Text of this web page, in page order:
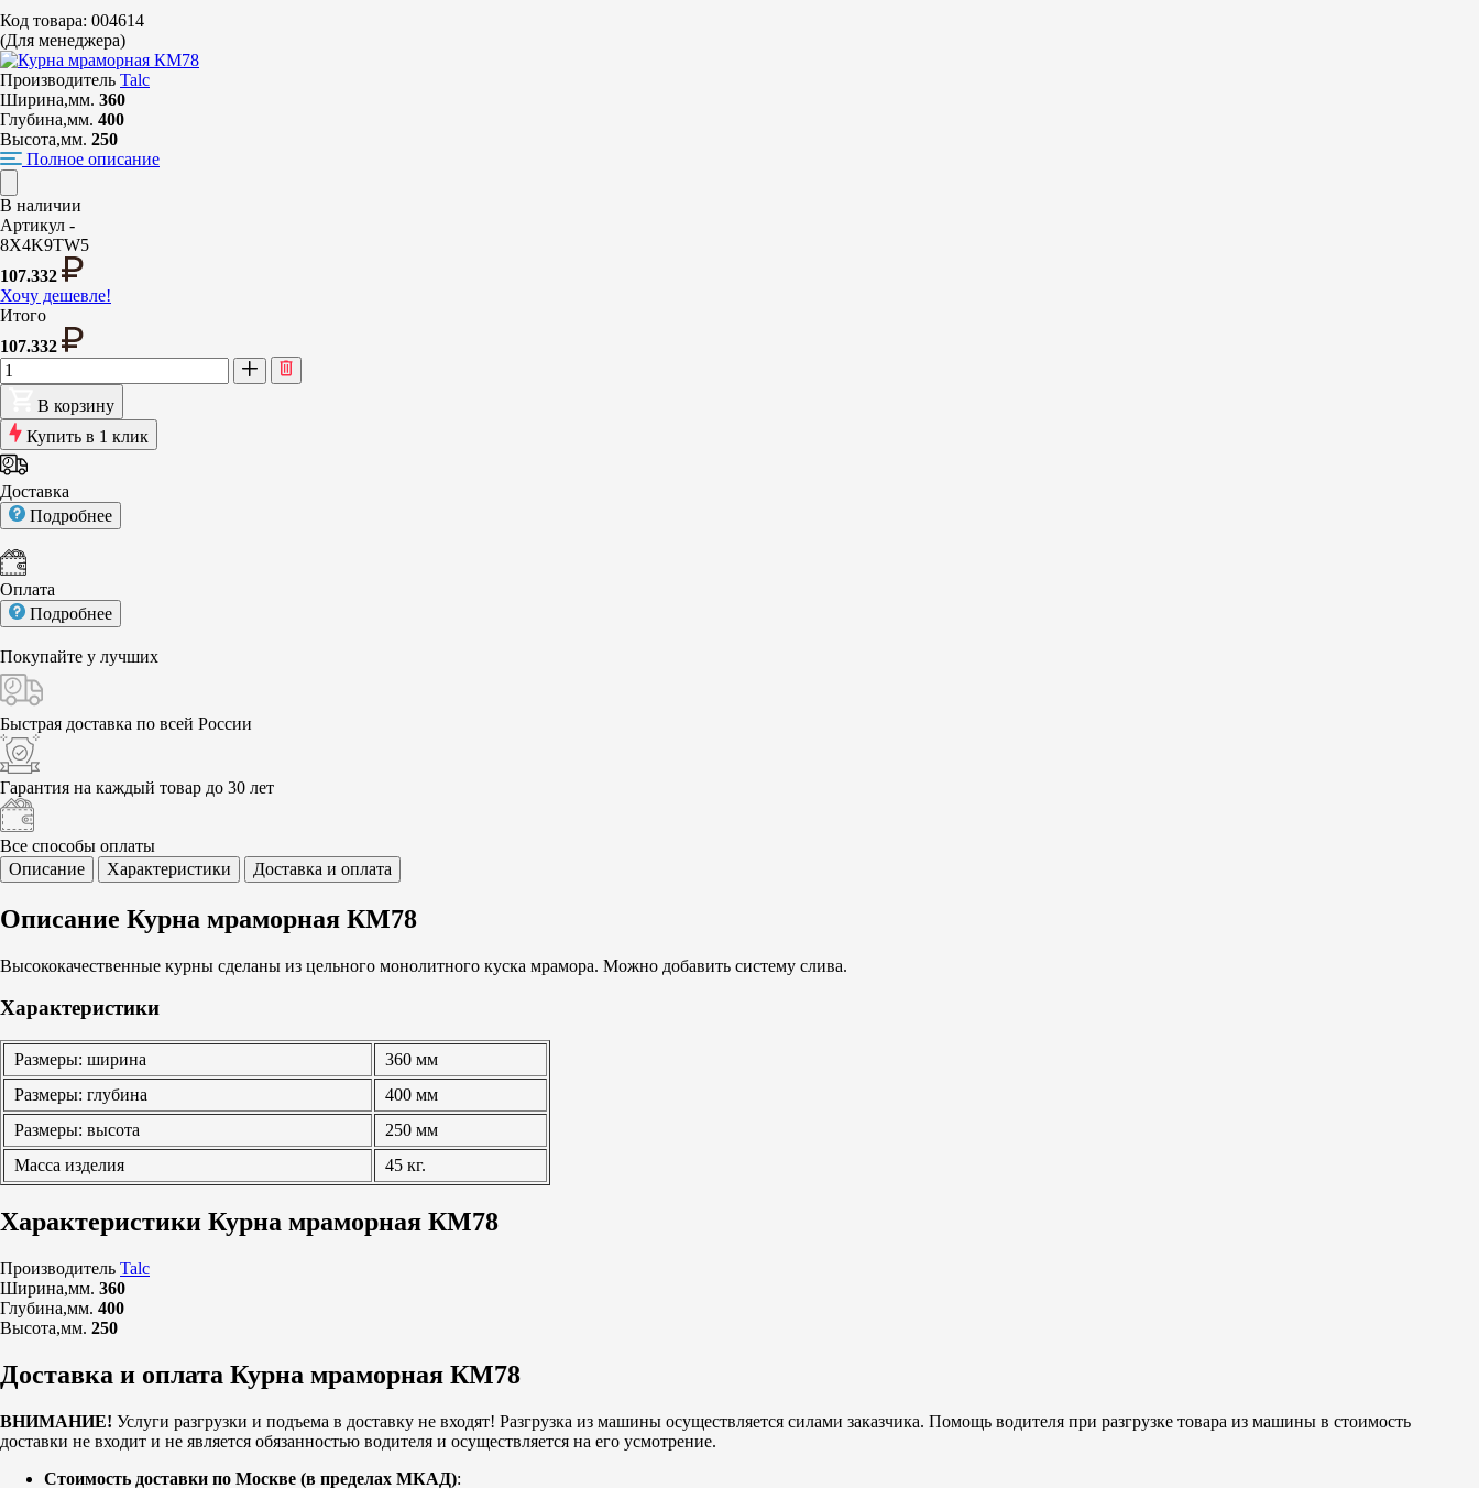
Код товара: 004614
(Для менеджера)
Производитель Talc
Ширина,мм. 360
Глубина,мм. 400
Высота,мм. 250
Полное описание
В наличии
Артикул -
8X4K9TW5
107.332
Хочу дешевле!
Итого
107.332
В корзину
Купить в 1 клик
Доставка
Подробнее
Оплата
Подробнее
Покупайте у лучших
Быстрая доставка по всей России
Гарантия на каждый товар до 30 лет
Все способы оплаты
Описание
Характеристики Доставка и оплата
Описание Курна мраморная КМ78
Высококачественные курны сделаны из цельного монолитного куска мрамора. Можно добавить систему слива.
Характеристики
Размеры: ширина
360 мм
Размеры: глубина
400 мм
Размеры: высота
250 мм
Масса изделия
45 кг.
Характеристики Курна мраморная КМ78
Производитель Talc
Ширина,мм. 360
Глубина,мм. 400
Высота,мм. 250
Доставка и оплата Курна мраморная КМ78
ВНИМАНИЕ! Услуги разгрузки и подъема в доставку не входят! Разгрузка из машины осуществляется силами заказчика. Помощь водителя при разгрузке товара из машины в стоимость
доставки не входит и не является обязанностью водителя и осуществляется на его усмотрение.
Стоимость доставки по Москве (в пределах МКАД):